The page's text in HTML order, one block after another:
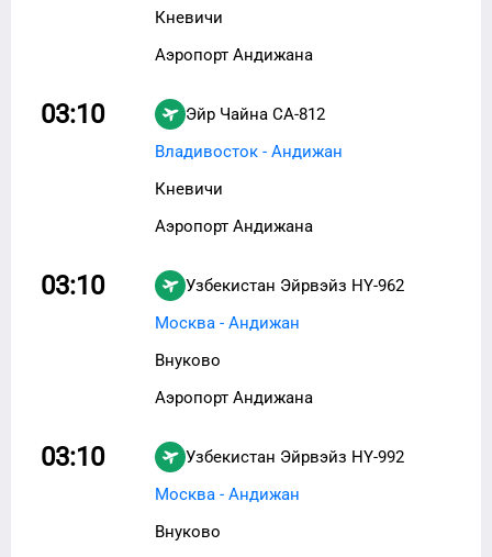
Кневичи
Аэропорт Андижана
03:10 Эйр Чайна CA-812
Владивосток - Андижан
Кневичи
Аэропорт Андижана
03:10 Узбекистан Эйрвэйз HY-962
Москва - Андижан
Внуково
Аэропорт Андижана
03:10 Узбекистан Эйрвэйз HY-992
Москва - Андижан
Внуково